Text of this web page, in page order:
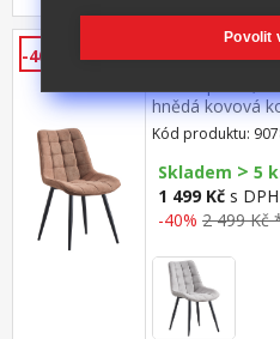
-40% Jídelní židle
hnědá kovová
černá výška
do 130 kg
Kód produktu:
Skladem > 5
1 499 Kč s DPH
-40% 2 499 Kč
Povolit